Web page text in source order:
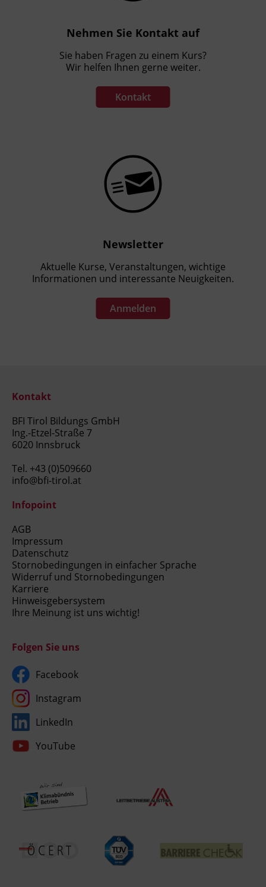
Nehmen Sie Kontakt auf
Sie haben Fragen zu einem Kurs?
Wir helfen Ihnen gerne weiter.
Kontakt
Newsletter
Aktuelle Kurse, Veranstaltungen, wichtige
Informationen und interessante Neuigkeiten.
Anmelden
Kontakt
BFI Tirol Bildungs GmbH
Ing.-Etzel-Straße 7
6020 Innsbruck
Tel. +43 (0)509660
info@bfi-tirol.at
Infopoint
AGB
Impressum
Datenschutz
Stornobedingungen in einfacher Sprache
Widerruf und Stornobedingungen
Karriere
Hinweisgebersystem
Ihre Meinung ist uns wichtig!
Folgen Sie uns
Facebook
Instagram
LinkedIn
YouTube